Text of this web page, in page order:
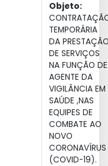
Objeto:
TEMPORÁRIA
DA
DE SERVIÇOS
NA FUNÇÃO DE
AGENTE DA
VIGILÂNCIA EM
SAÚDE ,NAS
EQUIPES DE
COMBATE AO
NOVO
CORONAVÍRUS
(COVID-19).